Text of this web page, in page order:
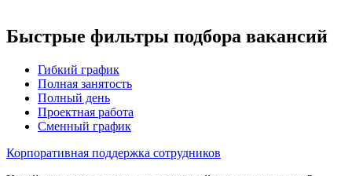
Быстрые фильтры подбора вакансий
Гибкий график
Полная занятость
Полный день
Проектная работа
Сменный график
Корпоративная поддержка сотрудников